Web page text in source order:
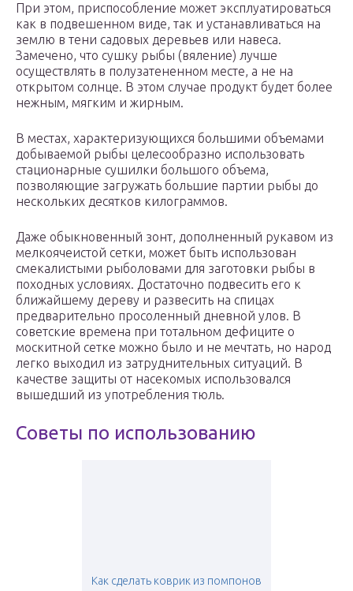
При этом, приспособление может эксплуатироваться
как в подвешенном виде, так и устанавливаться на
землю в тени садовых деревьев или навеса.
Замечено, что сушку рыбы (вяление) лучше
осуществлять в полузатененном месте, а не на
открытом солнце. В этом случае продукт будет более
нежным, мягким и жирным.
В местах, характеризующихся большими объемами
добываемой рыбы целесообразно использовать
стационарные сушилки большого объема,
позволяющие загружать большие партии рыбы до
нескольких десятков килограммов.
Даже обыкновенный зонт, дополненный рукавом из
мелкоячеистой сетки, может быть использован
смекалистыми рыболовами для заготовки рыбы в
походных условиях. Достаточно подвесить его к
ближайшему дереву и развесить на спицах
предварительно просоленный дневной улов. В
советские времена при тотальном дефиците о
москитной сетке можно было и не мечтать, но народ
легко выходил из затруднительных ситуаций. В
качестве защиты от насекомых использовался
вышедший из употребления тюль.
Советы по использованию
Как сделать коврик из помпонов